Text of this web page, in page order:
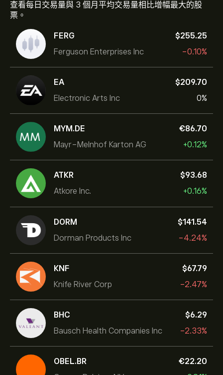
查看每日交易量與 3 個月平均交易量相比增幅最大的股
票。
FERG
Ferguson Enterprises Inc
‎$‎255.25
-0.10%
EA
Electronic Arts Inc
‎$‎209.70
0%
MYM.DE
Mayr-Melnhof Karton AG
‎€‎86.70
+0.12%
ATKR
Atkore Inc.
‎$‎93.68
+0.16%
DORM
Dorman Products Inc
‎$‎141.54
-4.24%
KNF
Knife River Corp
‎$‎67.79
-2.47%
BHC
Bausch Health Companies Inc
‎$‎6.29
-2.33%
OBEL.BR
‎€‎22.20